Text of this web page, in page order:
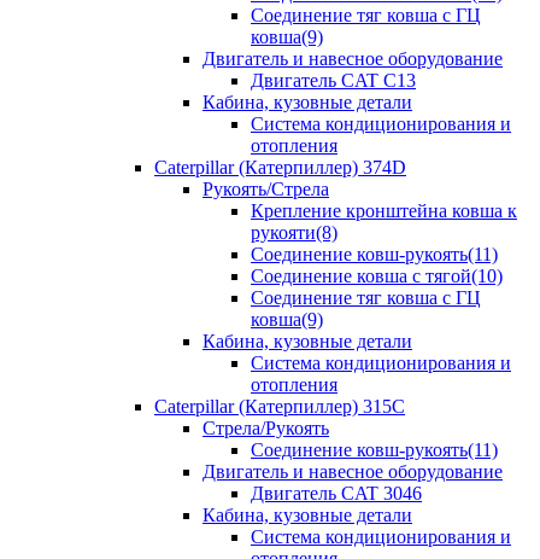
Соединение тяг ковша с ГЦ
ковша(9)
Двигатель и навесное оборудование
Двигатель CAT C13
Кабина, кузовные детали
Система кондиционирования и
отопления
Caterpillar (Катерпиллер) 374D
Рукоять/Стрела
Крепление кронштейна ковша к
рукояти(8)
Соединение ковш-рукоять(11)
Соединение ковша с тягой(10)
Соединение тяг ковша с ГЦ
ковша(9)
Кабина, кузовные детали
Система кондиционирования и
отопления
Caterpillar (Катерпиллер) 315C
Стрела/Рукоять
Соединение ковш-рукоять(11)
Двигатель и навесное оборудование
Двигатель CAT 3046
Кабина, кузовные детали
Система кондиционирования и